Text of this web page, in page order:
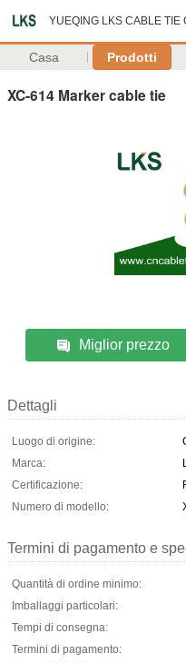
YUEQING LKS CABLE TIE
Casa Prodotti
XC-614 Marker cable tie
Miglior prezzo
Dettagli
Luogo di origine:
Marca:
Certificazione:
Numero di modello:
Termini di pagamento e
Quantità di ordine minimo:
Imballaggi particolari:
Tempi di consegna:
Termini di pagamento: